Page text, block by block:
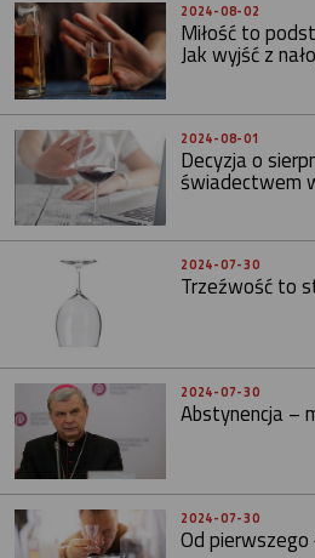
2024-08-02
Miłość to
Jak wyjść z
2024-08-01
Decyzja o
świadectwem
2024-07-30
Trzeźwość to
2024-07-30
Abstynencja –
2024-07-30
Od pierwszego